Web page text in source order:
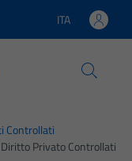
Lingua attiva:
ITA
Controllati
Privato Controllati